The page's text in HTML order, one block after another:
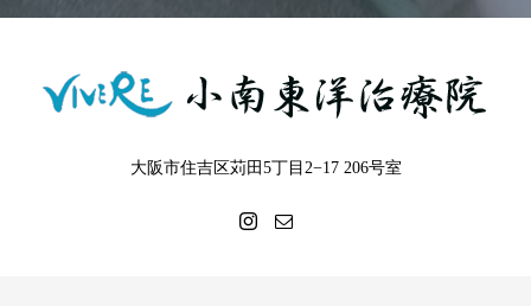
大阪市住吉区苅田5丁目2−17 206号室